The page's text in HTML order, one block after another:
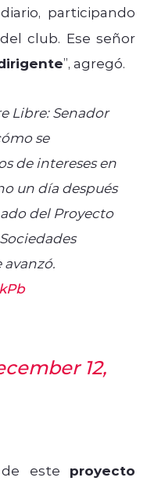
participando
club. Ese señor
”, agregó.
Libre: Senador
se
de intereses en
un día después
del Proyecto
12,
este proyecto